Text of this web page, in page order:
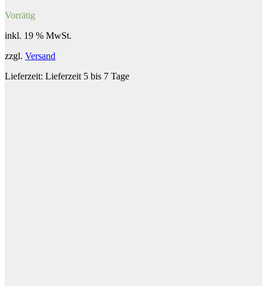
Vorrätig
inkl. 19 % MwSt.
zzgl. Versand
Lieferzeit: Lieferzeit 5 bis 7 Tage